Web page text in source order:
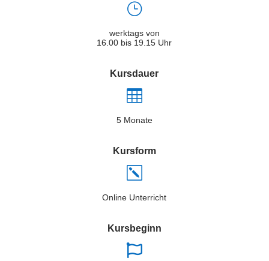
}
werktags von
16.00 bis 19.15 Uhr
Kursdauer

5 Monate
Kursform
k
Online Unterricht
Kursbeginn
